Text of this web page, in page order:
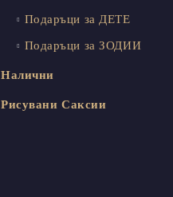
Подаръци за ДЕТЕ
Подаръци за ЗОДИИ
Налични
Рисувани Саксии